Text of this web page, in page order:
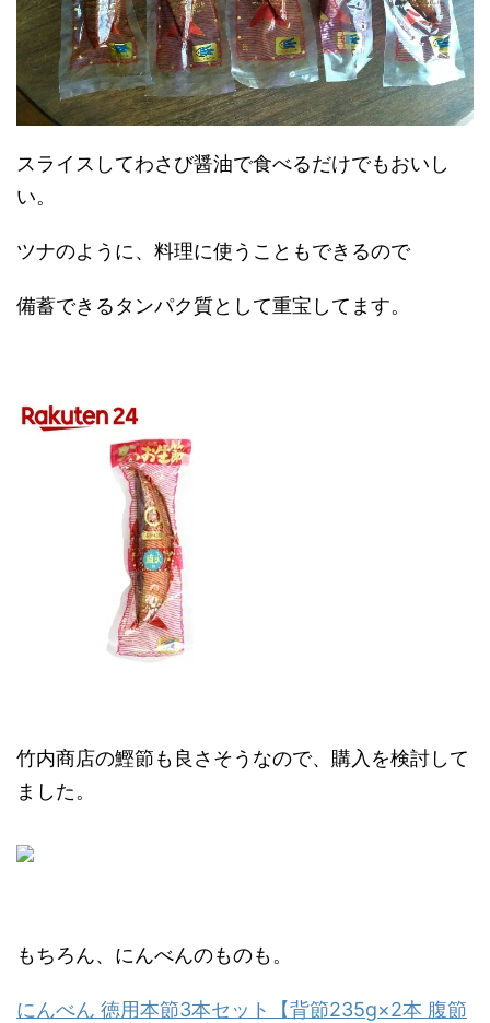
スライスしてわさび醤油で食べるだけでもおいし
い。
ツナのように、料理に使うこともできるので
備蓄できるタンパク質として重宝してます。
竹内商店の鰹節も良さそうなので、購入を検討して
ました。
もちろん、にんべんのものも。
にんべん 徳用本節3本セット【背節235g×2本 腹節